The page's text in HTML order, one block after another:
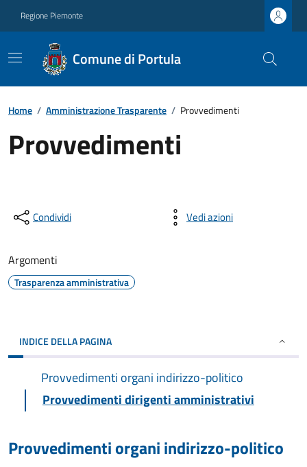
Regione Piemonte
Comune di Portula
Home / Amministrazione Trasparente / Provvedimenti
Provvedimenti
Condividi Vedi azioni
Argomenti
Trasparenza amministrativa
INDICE DELLA PAGINA
Provvedimenti organi indirizzo-politico
Provvedimenti dirigenti amministrativi
Provvedimenti organi indirizzo-politico